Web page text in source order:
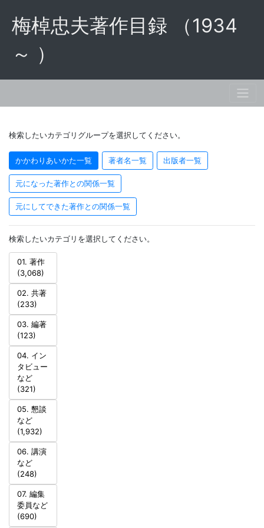
梅棹忠夫著作目録 （1934
～ ）
検索したいカテゴリグループを選択してください。
かかわりあいかた一覧 著者名一覧 出版者一覧
元になった著作との関係一覧
元にしてできた著作との関係一覧
検索したいカテゴリを選択してください。
01. 著作
(3,068)
02. 共著
(233)
03. 編著
(123)
04. イン
タビュー
など
(321)
05. 懇談
など
(1,932)
06. 講演
など
(248)
07. 編集
委員など
(690)